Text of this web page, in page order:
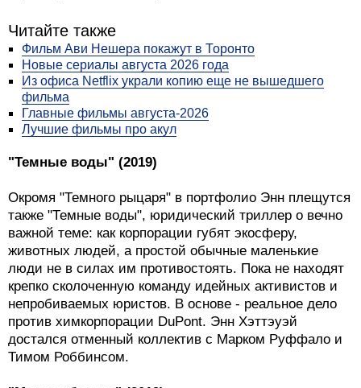
Читайте также
Фильм Ави Нешера покажут в Торонто
Новые сериалы августа 2026 года
Из офиса Netflix украли копию еще не вышедшего
фильма
Главные фильмы августа-2026
Лучшие фильмы про акул
"Темные воды" (2019)
Окромя "Темного рыцаря" в портфолио Энн плещутся
также "Темные воды", юридический триллер о вечно
важной теме: как корпорации губят экосферу,
животных людей, а простой обычные маленькие
люди не в силах им противостоять. Пока не находят
крепко сколоченную команду идейных активистов и
непробиваемых юристов. В основе - реальное дело
против химкорпорации DuPont. Энн Хэттэуэй
достался отменный коллектив с Марком Руффало и
Тимом Роббинсом.